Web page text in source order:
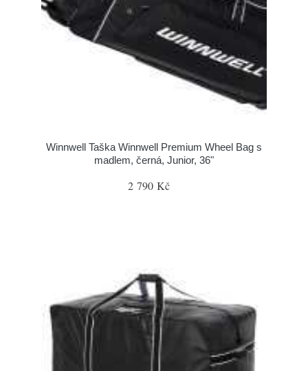
Winnwell Taška Winnwell Premium Wheel Bag s
madlem, černá, Junior, 36"
2 790 Kč